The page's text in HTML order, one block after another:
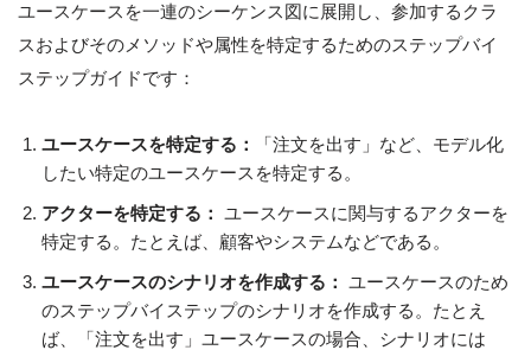
ユースケースを一連のシーケンス図に展開し、参加するクラ
スおよびそのメソッドや属性を特定するためのステップバイ
ステップガイドです：
ユースケースを特定する：
「注文を出す」など、モデル化
したい特定のユースケースを特定する。
アクターを特定する： ユースケースに関与するアクターを
特定する。たとえば、顧客やシステムなどである。
ユースケースのシナリオを作成する： ユースケースのため
のステップバイステップのシナリオを作成する。たとえ
ば、「注文を出す」ユースケースの場合、シナリオには